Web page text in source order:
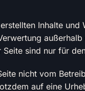
Inhalte
sind nur für
nicht vom
auf eine